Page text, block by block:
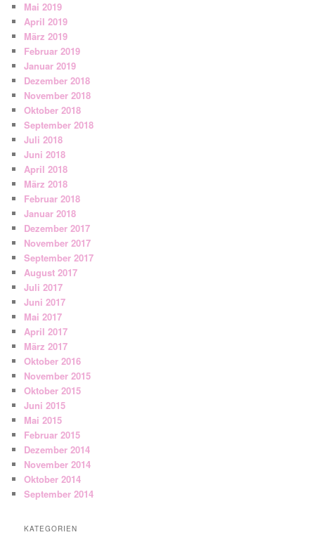
Mai 2019
April 2019
März 2019
Februar 2019
Januar 2019
Dezember 2018
November 2018
Oktober 2018
September 2018
Juli 2018
Juni 2018
April 2018
März 2018
Februar 2018
Januar 2018
Dezember 2017
November 2017
September 2017
August 2017
Juli 2017
Juni 2017
Mai 2017
April 2017
März 2017
Oktober 2016
November 2015
Oktober 2015
Juni 2015
Mai 2015
Februar 2015
Dezember 2014
November 2014
Oktober 2014
September 2014
KATEGORIEN